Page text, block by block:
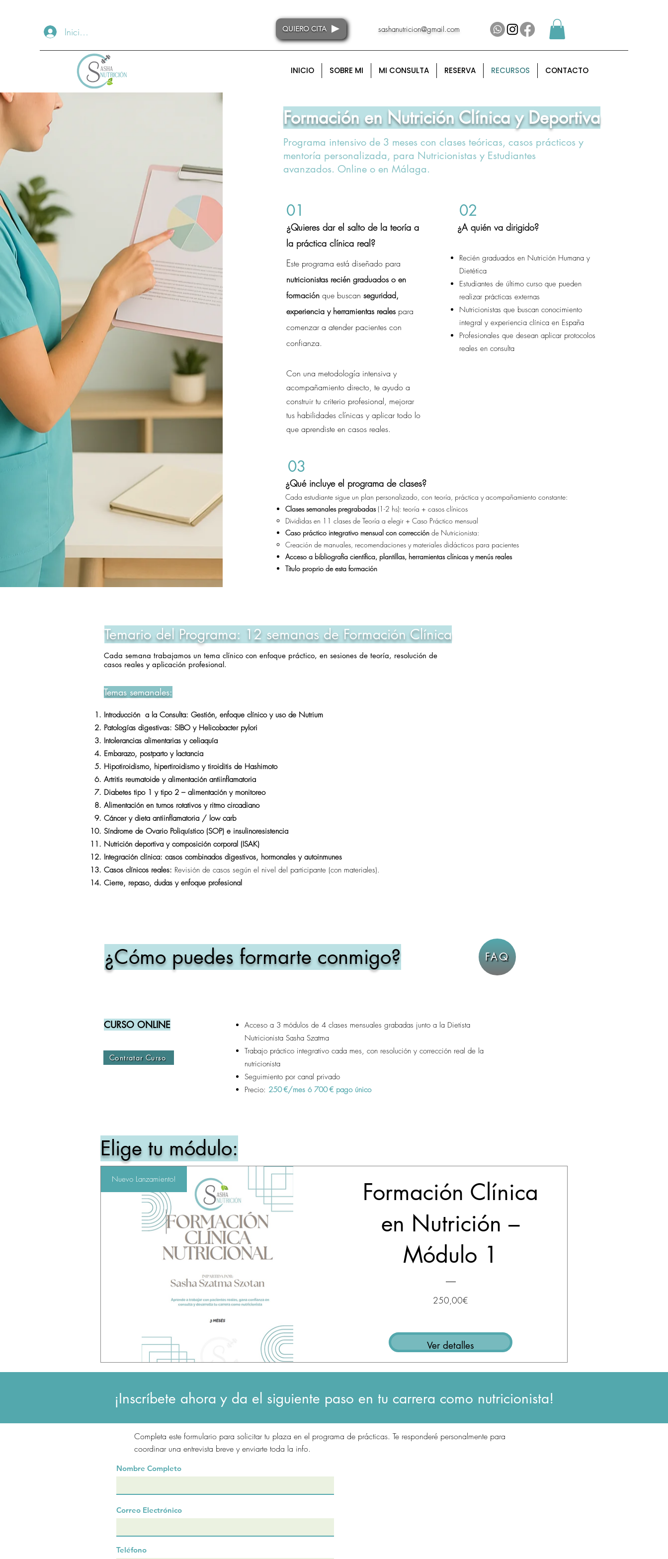
Iniciar sesión QUIERO CITA sashanutricion@gmail.com
INICIO SOBRE MI MI CONSULTA RESERVA RECURSOS CONTACTO
Formación en Nutrición Clínica y Deportiva
Programa intensivo de 3 meses con clases teóricas, casos prácticos y
mentoría personalizada, para Nutricionistas y Estudiantes
avanzados. Online o en Málaga.
01
¿Quieres dar el salto de la teoría a
la práctica clínica real?
Este programa está diseñado para
nutricionistas recién graduados o en
formación que buscan seguridad,
experiencia y herramientas realespara
comenzar a atender pacientes con
confianza.
Con una metodología intensiva y
acompañamiento directo, te ayudo a
construir tu criterio profesional, mejorar
tus habilidades clínicas y aplicar todo lo
que aprendiste en casos reales.
02
¿A quién va dirigido?
Recién graduados en Nutrición Humana y
Dietética
Estudiantes de último curso que pueden
realizar prácticas externas
Nutricionistas que buscan conocimiento
integral y experiencia clínica en España
Profesionales que desean aplicar protocolos
reales en consulta
03
¿Qué incluye el programa de clases?
Cada estudiante sigue un plan personalizado, con teoría, práctica y acompañamiento constante:
Clases semanales pregrabadas(1-2 hs): teoría + casos clínicos
Divididas en 11 clases de Teoría a elegir + Caso Práctico mensual​​
Caso práctico integrativo mensual con corrección de Nutricionista: ​
Creación de manuales, recomendaciones y materiales didácticos para pacientes​
Acceso a bibliografía científica, plantillas, herramientas clínicas y menús reales
Título proprio de esta formación​
Temario del Programa: 12 semanas de Formación Clínica
Cada semana trabajamos un tema clínico con enfoque práctico, en sesiones de teoría, resolución de
casos reales y aplicación profesional.
Temas semanales:
Introducción a la Consulta: Gestión, enfoque clínico y uso de Nutrium
Patologías digestivas: SIBO y Helicobacter pylori
Intolerancias alimentarias y celiaquía
Embarazo, postparto y lactancia
Hipotiroidismo, hipertiroidismo y tiroiditis de Hashimoto
Artritis reumatoide y alimentación antiinflamatoria
Diabetes tipo 1 y tipo 2 – alimentación y monitoreo
Alimentación en turnos rotativos y ritmo circadiano
Cáncer y dieta antiinflamatoria / low carb
Síndrome de Ovario Poliquístico (SOP) e insulinoresistencia
Nutrición deportiva y composición corporal (ISAK)
Integración clínica: casos combinados digestivos, hormonales y autoinmunes
Casos clínicos reales: Revisión de casos según el nivel del participante (con materiales).
Cierre, repaso, dudas y enfoque profesional
¿Cómo puedes formarte conmigo? FAQ
CURSO ONLINE
Contratar Curso
Acceso a 3 módulos de 4 clases mensuales grabadas junto a la Dietista
Nutricionista Sasha Szatma
Trabajo práctico integrativo cada mes, con resolución y corrección real de la
nutricionista
Seguimiento por canal privado
Precio: 250 €/mes ó 700 € pago único
Elige tu módulo:
Nuevo Lanzamiento!
Formación Clínica
en Nutrición –
Módulo 1
250,00€
Ver detalles
¡Inscríbete ahora y da el siguiente paso en tu carrera como nutricionista!
Completa este formulario para solicitar tu plaza en el programa de prácticas. Te responderé personalmente para
coordinar una entrevista breve y enviarte toda la info.
Nombre Completo
Correo Electrónico
Teléfono